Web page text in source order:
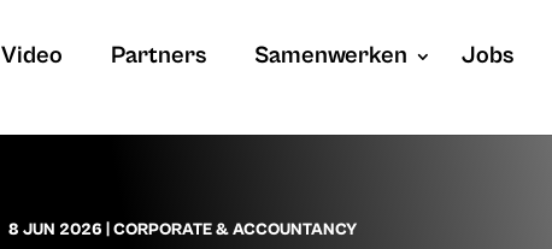
Video Partners Samenwerken Jobs
8 JUN 2026 CORPORATE & ACCOUNTANCY